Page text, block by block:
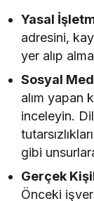
Yasal
adresini,
yer alıp
Sosyal
alım yapan
inceleyin.
gibi
Gerçek
Önceki